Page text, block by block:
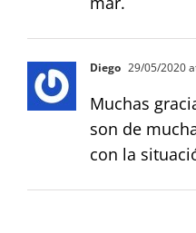
Diego 29/05/2020
Muchas
son de
con la